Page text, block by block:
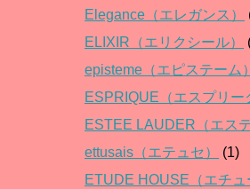
Elegance（エレガンス）
ELIXIR（エリクシール）
episteme（エピステーム）
ESPRIQUE（エスプリー
ESTEE LAUDER（エス
ettusais（エテュセ）
(1)
ETUDE HOUSE（エチュ